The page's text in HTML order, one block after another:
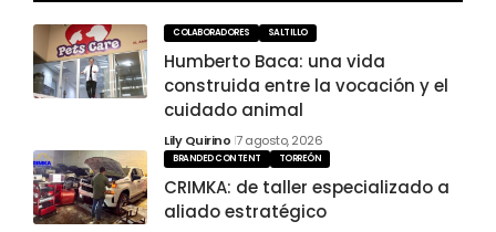
COLABORADORES SALTILLO
Humberto Baca: una vida
construida entre la vocación y el
cuidado animal
Lily Quirino 7 agosto, 2026
BRANDED CONTENT TORREÓN
CRIMKA: de taller especializado a
aliado estratégico